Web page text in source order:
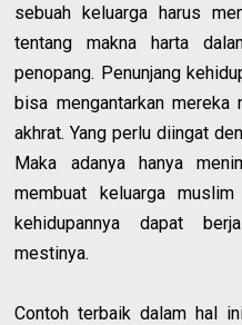
sebuah keluarga harus
tentang makna harta
penopang. Penunjang
bisa mengantarkan mereka
akhrat. Yang perlu diingat
Maka adanya hanya
membuat keluarga
kehidupannya dapat
mestinya.
Contoh terbaik dalam hal